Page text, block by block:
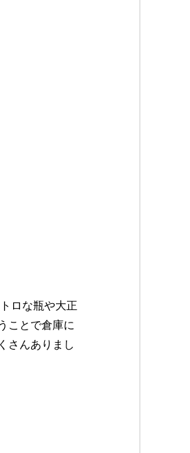
ロな瓶や大正
ことで倉庫に
さんありまし